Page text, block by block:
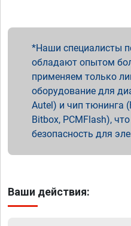
Наши специалисты
обладают опытом
применяем только
оборудование для
Autel) и чип тюнинга
Bitbox, PCMFlash),
безопасность для
Ваши действия: